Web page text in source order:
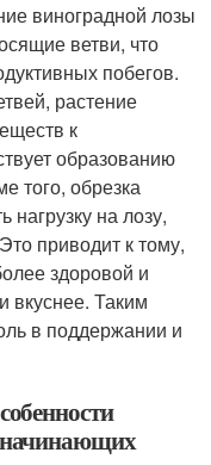
виноградной лозы
ветви, что
побегов.
растение
к
образованию
того, обрезка
нагрузку на лозу,
приводит к тому,
здоровой и
вкуснее. Таким
в поддержании и
начинающих